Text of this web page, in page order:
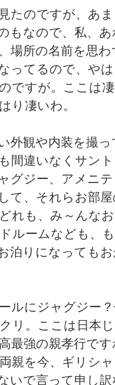
たのですが、あ
もなので、私、
場所の名前を思
ってるので、や
ですが。ここは
り凄いわ。
外観や内装を撮
間違いなくサン
グジー、アメニ
て、それらお部
れも、み～んな
ルームなども、
泊りになっても
ルにジャグジー
リ。ここは日本
最強の親孝行で
親を今、ギリシ
いで言って申し